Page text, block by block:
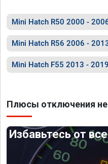
Mini Hatch R50 2000 -
Mini Hatch R56 2006 -
Mini Hatch F55 2013 - 2019
Плюсы отключения
Избавьтесь от